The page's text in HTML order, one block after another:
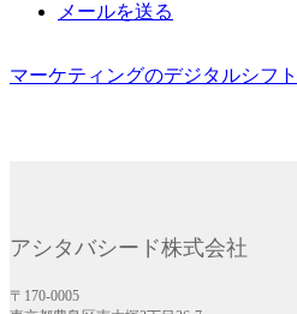
メールを送る
マーケティングのデジタルシフ
アシタバシード株式会社
〒170-0005